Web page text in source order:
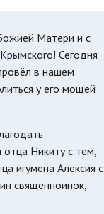
Матери и с
Сегодня
в нашем
у его мощей
Никиту с тем,
игумена Алексия с
священноинок,